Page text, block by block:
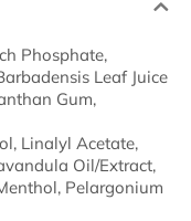
Phosphate,
Leaf Juice
Gum,
Linalyl Acetate,
Oil/Extract,
Pelargonium